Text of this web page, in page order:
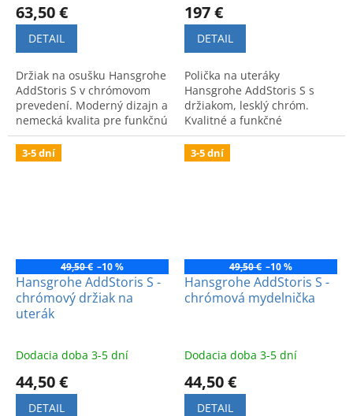
63,50 €
DETAIL
Držiak na osušku Hansgrohe
AddStoris S v chrómovom
prevedení. Moderný dizajn a
nemecká kvalita pre funkčnú
kúpeľňu.
197 €
DETAIL
Polička na uteráky
Hansgrohe AddStoris S s
držiakom, lesklý chróm.
Kvalitné a funkčné
prevedenie pre štýlový
poriadok v kúpeľni.
3-5 dní
49,50 € –10 %
Hansgrohe AddStoris S -
chrómový držiak na
uterák
Dodacia doba 3-5 dní
44,50 €
DETAIL
3-5 dní
49,50 € –10 %
Hansgrohe AddStoris S -
chrómová mydelnička
Dodacia doba 3-5 dní
44,50 €
DETAIL